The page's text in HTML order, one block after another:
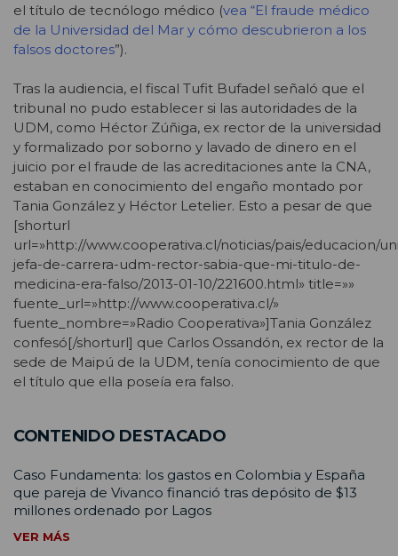
el título de tecnólogo médico (vea “El fraude médico
de la Universidad del Mar y cómo descubrieron a los
falsos doctores”).
Tras la audiencia, el fiscal Tufit Bufadel señaló que el
tribunal no pudo establecer si las autoridades de la
UDM, como Héctor Zúñiga, ex rector de la universidad
y formalizado por soborno y lavado de dinero en el
juicio por el fraude de las acreditaciones ante la CNA,
estaban en conocimiento del engaño montado por
Tania González y Héctor Letelier. Esto a pesar de que
[shorturl
url=»http://www.cooperativa.cl/noticias/pais/educacion/
jefa-de-carrera-udm-rector-sabia-que-mi-titulo-de-
medicina-era-falso/2013-01-10/221600.html» title=»»
fuente_url=»http://www.cooperativa.cl/»
fuente_nombre=»Radio Cooperativa»]Tania González
confesó[/shorturl] que Carlos Ossandón, ex rector de la
sede de Maipú de la UDM, tenía conocimiento de que
el título que ella poseía era falso.
CONTENIDO DESTACADO
Caso Fundamenta: los gastos en Colombia y España
que pareja de Vivanco financió tras depósito de $13
millones ordenado por Lagos
VER MÁS